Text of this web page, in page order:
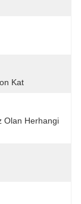
Kat
Olan Herhangi